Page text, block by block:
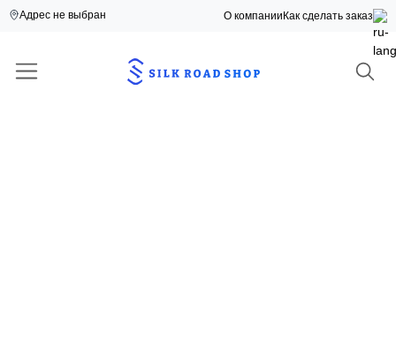
Адрес не выбран О компании Как сделать заказ